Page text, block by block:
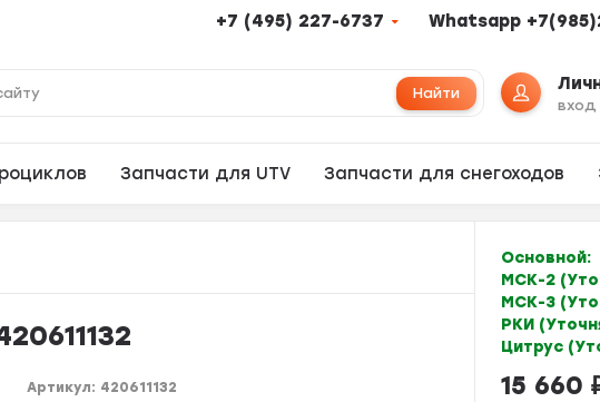
+7 (495) 227-6737 Whatsapp
Найти
вход
Запчасти для UTV Запчасти для снегоходов
Артикул: 420611132
Основной:
МСК-2
МСК-3
РКИ
Цитрус
15 660